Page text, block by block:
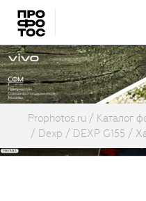
Prophotos.ru Каталог
Dexp
DEXP G155